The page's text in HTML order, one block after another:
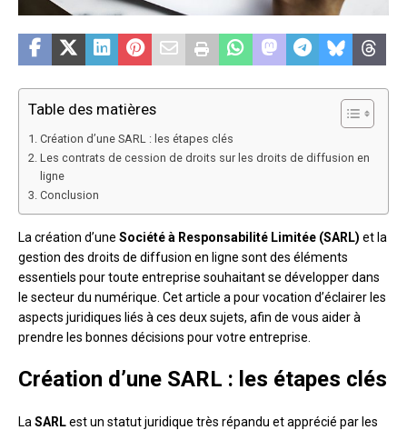
Table des matières
Création d’une SARL : les étapes clés
Les contrats de cession de droits sur les droits de diffusion en
ligne
Conclusion
La création d’une Société à Responsabilité Limitée (SARL) et la
gestion des droits de diffusion en ligne sont des éléments
essentiels pour toute entreprise souhaitant se développer dans
le secteur du numérique. Cet article a pour vocation d’éclairer les
aspects juridiques liés à ces deux sujets, afin de vous aider à
prendre les bonnes décisions pour votre entreprise.
Création d’une SARL : les étapes clés
La SARLest un statut juridique très répandu et apprécié par les